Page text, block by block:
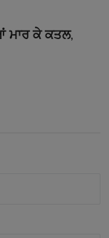
ਮਾਰ ਕੇ ਕਤਲ,